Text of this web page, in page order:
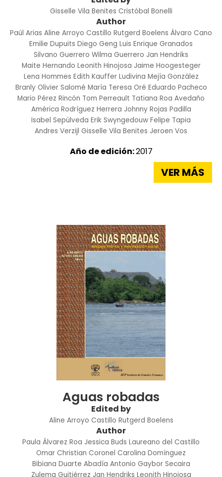
Gisselle Vila Benites Cristóbal Bonelli
Author
Paúl Arias Aline Arroyo Castillo Rutgerd Boelens Álvaro Cano
Emilie Dupuits Diego Geng Luis Enrique Granados
Silvano Guerrero Wilma Guerrero Jan Hendriks
Maite Hernando Leonith Hinojosa Jaime Hoogesteger
Lena Hommes Edith Kauffer Ludivina Mejía González
Branly Olivier Salomé María Teresa Oré Eduardo Pacheco
Mario Pérez Rincón Tom Perreault Tatiana Roa Avedaño
América Rodríguez Herrera Johnny Rojas Padilla
Isabel Sepúlveda Erik Swyngedouw Felipe Tapia
Andres Verzijl Gisselle Vila Benites Jeroen Vos
Año de edición:2017
VER MÁS
Aguas robadas
Edited by
Aline Arroyo Castillo Rutgerd Boelens
Author
Paula Álvarez Roa Jessica Buds Laureano del Castillo
Omar Christian Coronel Carolina Domínguez
Bibiana Duarte Abadía Antonio Gaybor Secaira
Zulema Guitiérrez Jan Hendriks Leonith Hinojosa